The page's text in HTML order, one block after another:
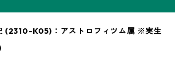
(2310-K05)：アストロフィツム属 ※実生